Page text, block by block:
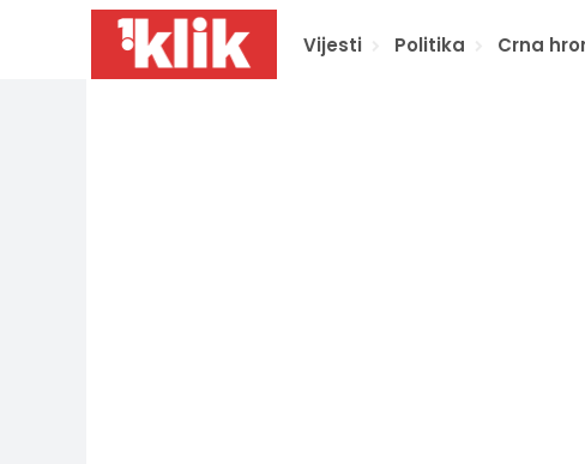
Vijesti Politika Crna